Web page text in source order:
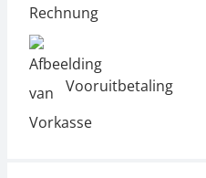
Vooruitbetaling